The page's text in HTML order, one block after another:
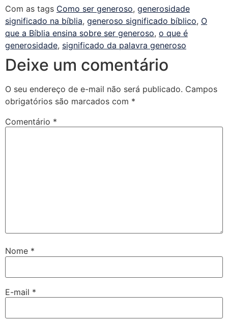
Com as tags Como ser generoso, generosidade
significado na bíblia, generoso significado bíblico, O
que a Bíblia ensina sobre ser generoso, o que é
generosidade, significado da palavra generoso
Deixe um comentário
O seu endereço de e-mail não será publicado. Campos
obrigatórios são marcados com *
Comentário *
Nome *
E-mail *